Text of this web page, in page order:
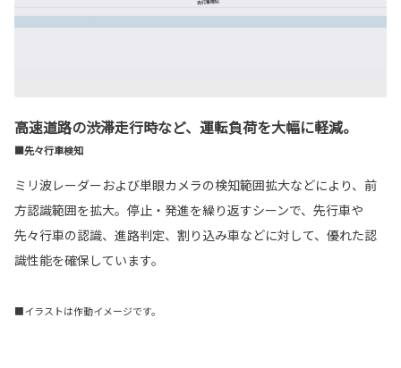
高速道路の渋滞走行時など、運転負荷を大幅に軽減。
■先々行車検知
ミリ波レーダーおよび単眼カメラの検知範囲拡大などにより、前
方認識範囲を拡大。停止・発進を繰り返すシーンで、先行車や
先々行車の認識、進路判定、割り込み車などに対して、優れた認
識性能を確保しています。
■イラストは作動イメージです。